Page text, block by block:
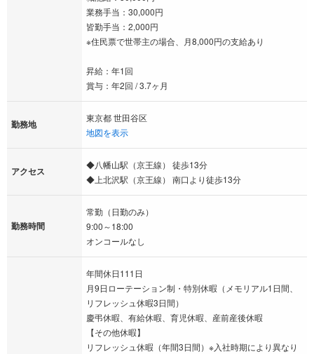
業務手当：30,000円
皆勤手当：2,000円
※住民票で世帯主の場合、月8,000円の支給あり
昇給：年1回
賞与：年2回 / 3.7ヶ月
勤務地
東京都 世田谷区
地図を表示
アクセス
◆八幡山駅（京王線） 徒歩13分
◆上北沢駅（京王線） 南口より徒歩13分
勤務時間
常勤（日勤のみ）
9:00～18:00
オンコールなし
年間休日111日
月9日ローテーション制・特別休暇（メモリアル1日間、
リフレッシュ休暇3日間）
慶弔休暇、有給休暇、育児休暇、産前産後休暇
【その他休暇】
リフレッシュ休暇（年間3日間）※入社時期により異なり